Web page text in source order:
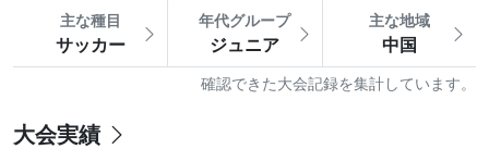
主な種目
サッカー
年代グループ
ジュニア
主な地域
中国
確認できた大会記録を集計しています。
大会実績